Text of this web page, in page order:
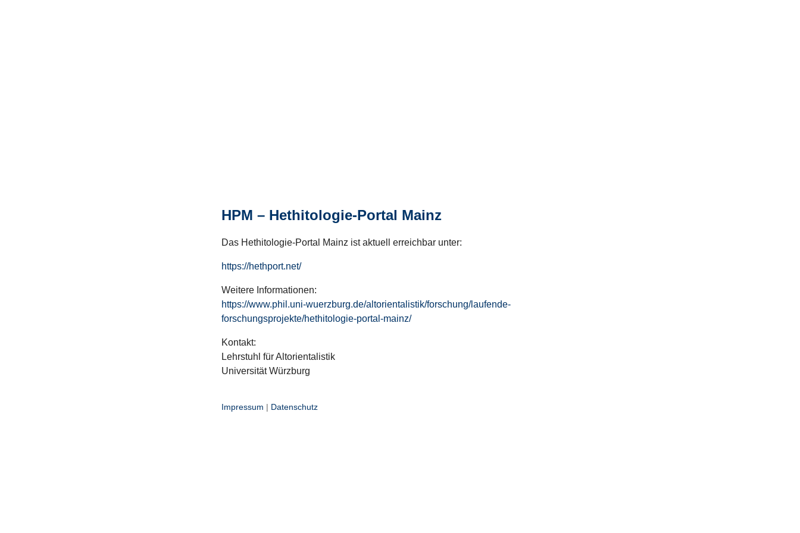
HPM – Hethitologie-Portal Mainz
Das Hethitologie-Portal Mainz ist aktuell erreichbar unter:
https://hethport.net/
Weitere Informationen:
https://www.phil.uni-wuerzburg.de/altorientalistik/forschung/laufende-
forschungsprojekte/hethitologie-portal-mainz/
Kontakt:
Lehrstuhl für Altorientalistik
Universität Würzburg
Impressum | Datenschutz